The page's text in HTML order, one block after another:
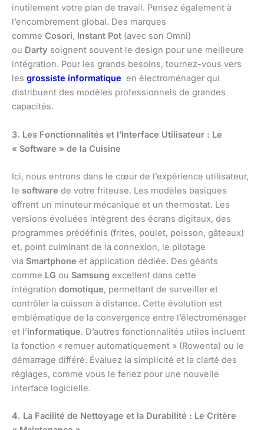
inutilement votre plan de travail. Pensez également à
l’encombrement global. Des marques
comme Cosori, Instant Pot (avec son Omni)
ou Darty soignent souvent le design pour une meilleure
intégration. Pour les grands besoins, tournez-vous vers
les grossiste informatique en électroménager qui
distribuent des modèles professionnels de grandes
capacités.
3. Les Fonctionnalités et l’Interface Utilisateur : Le
« Software » de la Cuisine
Ici, nous entrons dans le cœur de l’expérience utilisateur,
le software de votre friteuse. Les modèles basiques
offrent un minuteur mécanique et un thermostat. Les
versions évoluées intègrent des écrans digitaux, des
programmes prédéfinis (frites, poulet, poisson, gâteaux)
et, point culminant de la connexion, le pilotage
via Smartphone et application dédiée. Des géants
comme LG ou Samsung excellent dans cette
intégration domotique, permettant de surveiller et
contrôler la cuisson à distance. Cette évolution est
emblématique de la convergence entre l’électroménager
et l’informatique. D’autres fonctionnalités utiles incluent
la fonction « remuer automatiquement » (Rowenta) ou le
démarrage différé. Évaluez la simplicité et la clarté des
réglages, comme vous le feriez pour une nouvelle
interface logicielle.
4. La Facilité de Nettoyage et la Durabilité : Le Critère